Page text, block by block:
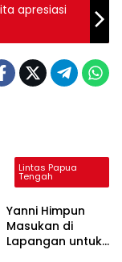
apresiasi
Lintas Papua
Tengah
Yanni Himpun
Masukan di
Lapangan untuk